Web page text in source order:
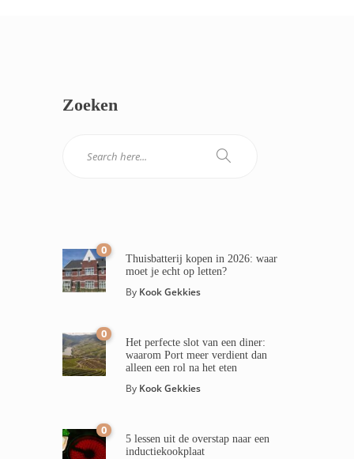
Zoeken
0
Thuisbatterij kopen in 2026: waar
moet je echt op letten?
By Kook Gekkies
0
Het perfecte slot van een diner:
waarom Port meer verdient dan
alleen een rol na het eten
By Kook Gekkies
0
5 lessen uit de overstap naar een
inductiekookplaat